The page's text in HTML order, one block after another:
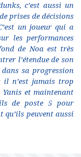
c’est aussi un
prises de décisions
un joueur qui a
les performances
de Noa est très
l’étendue de son
sa progression
il n’est jamais trop
et maintenant
de poste 5 pour
qu’ils peuvent aussi